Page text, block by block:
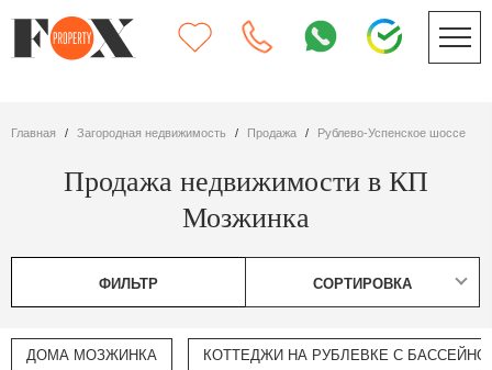
Главная Загородная недвижимость Продажа Рублево-Успенское шоссе
Продажа недвижимости в КП
Мозжинка
ФИЛЬТР СОРТИРОВКА
ДОМА МОЗЖИНКА КОТТЕДЖИ НА РУБЛЕВКЕ С